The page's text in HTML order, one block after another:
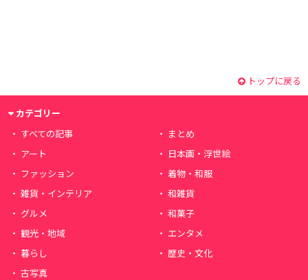
トップに戻る
カテゴリー
すべての記事
まとめ
アート
日本画・浮世絵
ファッション
着物・和服
雑貨・インテリア
和雑貨
グルメ
和菓子
観光・地域
エンタメ
暮らし
歴史・文化
古写真